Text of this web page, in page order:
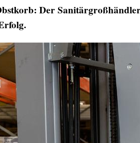
Der